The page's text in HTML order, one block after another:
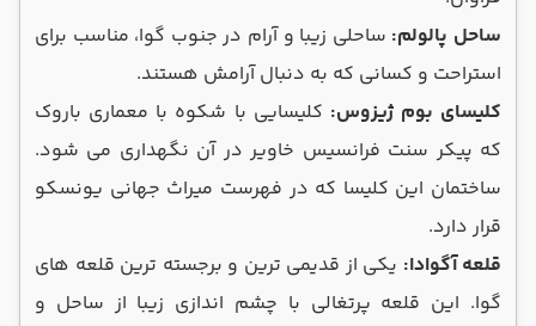
ساحل پالولم: ساحلی زیبا و آرام در جنوب گوا، مناسب برای
استراحت و کسانی که به دنبال آرامش هستند.
کلیسای بوم ژیزوس: کلیسایی با شکوه با معماری باروک
که پیکر سنت فرانسیس خاویر در آن نگهداری می ‌شود.
ساختمان این کلیسا که در فهرست میراث جهانی یونسکو
قرار دارد.
قلعه آگوادا: یکی از قدیمی‌ ترین و برجسته‌ ترین قلعه ‌های
گوا. این قلعه پرتغالی با چشم‌ اندازی زیبا از ساحل و